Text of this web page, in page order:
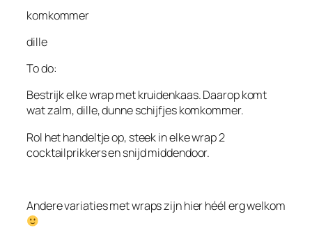
komkommer
dille
To do:
Bestrijk elke wrap met kruidenkaas. Daarop komt
wat zalm, dille, dunne schijfjes komkommer.
Rol het handeltje op, steek in elke wrap 2
cocktailprikkers en snijd middendoor.
Andere variaties met wraps zijn hier héél erg welkom